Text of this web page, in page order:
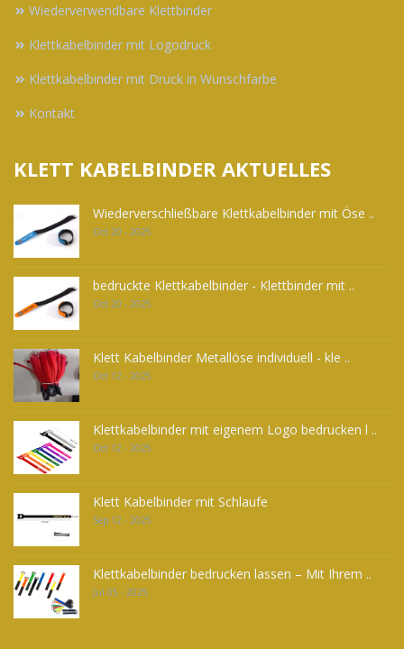
Wiederverwendbare Klettbinder
Klettkabelbinder mit Logodruck
Klettkabelbinder mit Druck in Wunschfarbe
Kontakt
KLETT KABELBINDER AKTUELLES
Wiederverschließbare Klettkabelbinder mit Öse ..
Oct 20 - 2025
bedruckte Klettkabelbinder - Klettbinder mit ..
Oct 20 - 2025
Klett Kabelbinder Metallöse individuell - kle ..
Oct 12 - 2025
Klettkabelbinder mit eigenem Logo bedrucken l ..
Oct 12 - 2025
Klett Kabelbinder mit Schlaufe
Sep 12 - 2025
Klettkabelbinder bedrucken lassen – Mit Ihrem ..
Jul 05 - 2025